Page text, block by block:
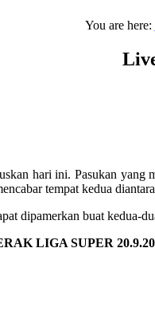
You are here:
hari ini. Pasukan yang
tempat kedua
dipamerkan buat kedua-
LIGA SUPER